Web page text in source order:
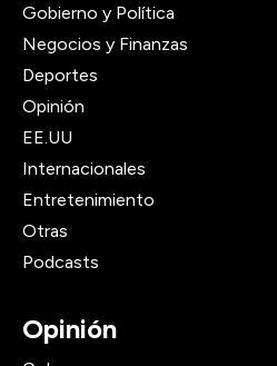
Gobierno y Política
Negocios y Finanzas
Deportes
Opinión
EE.UU
Internacionales
Entretenimiento
Otras
Podcasts
Opinión